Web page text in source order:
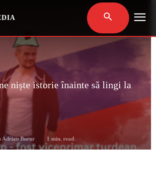
niște istorie înainte să lingi la
Adrian Bucur 1 min. read